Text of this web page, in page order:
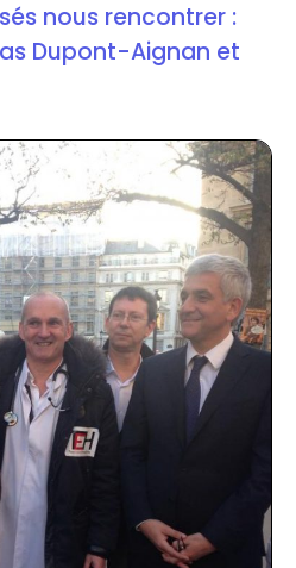
nous rencontrer :
Dupont-Aignan et